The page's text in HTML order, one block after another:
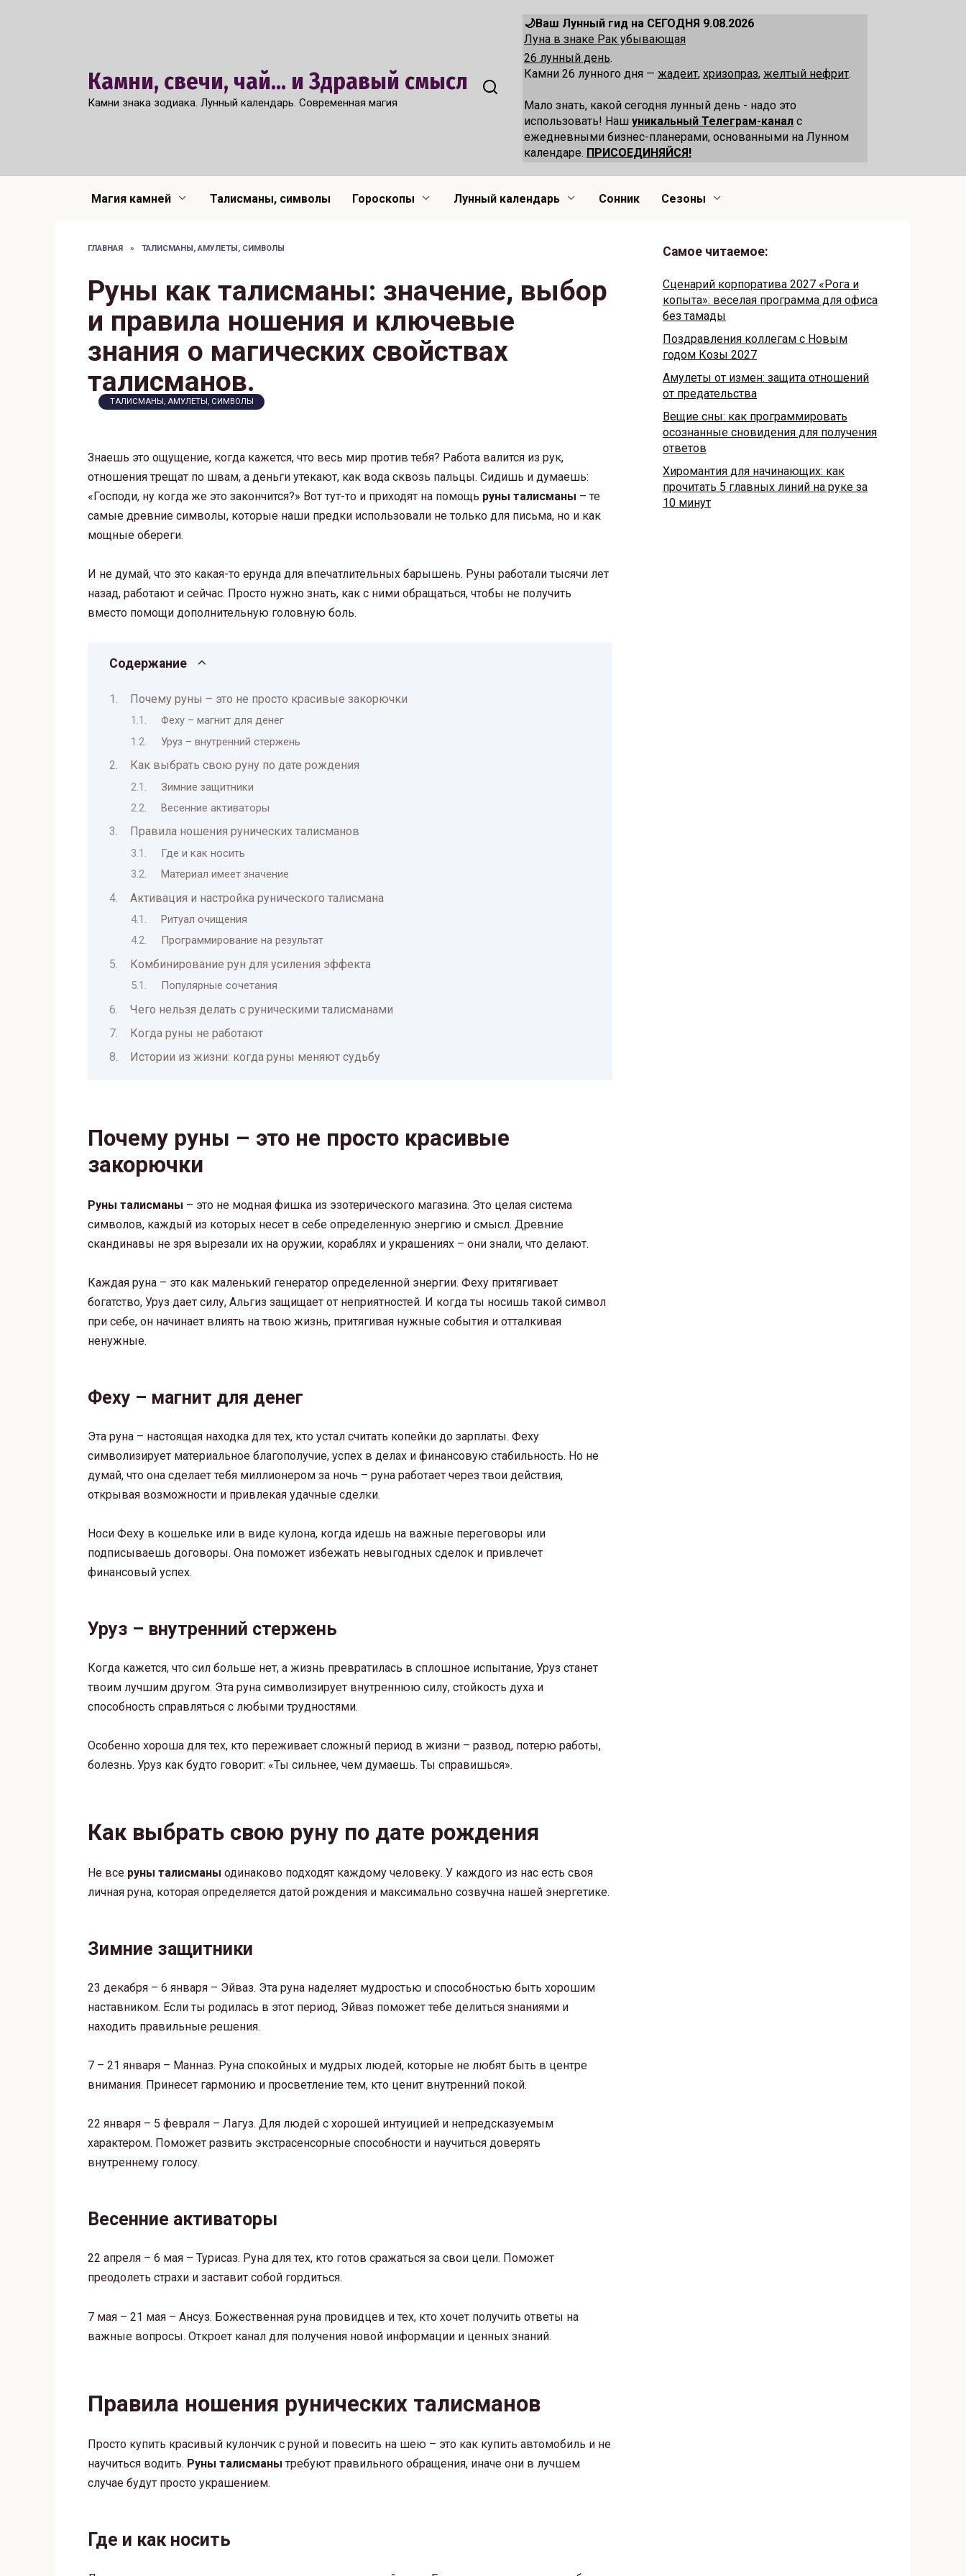
Камни, свечи, чай... и Здравый смысл
Камни знака зодиака. Лунный календарь. Современная магия
🌙Ваш Лунный гид на СЕГОДНЯ 9.08.2026
Луна в знаке Рак убывающая
26 лунный день.
Камни 26 лунного дня — жадеит, хризопраз, желтый нефрит.
Мало знать, какой сегодня лунный день - надо это
использовать! Наш уникальный Телеграм-канал с
ежедневными бизнес-планерами, основанными на Лунном
календаре. ПРИСОЕДИНЯЙСЯ!
Магия камней Талисманы, символы Гороскопы Лунный календарь Сонник Сезоны
ГЛАВНАЯ » ТАЛИСМАНЫ, АМУЛЕТЫ, СИМВОЛЫ
Руны как талисманы: значение, выбор
и правила ношения и ключевые
знания о магических свойствах
талисманов.
ТАЛИСМАНЫ, АМУЛЕТЫ, СИМВОЛЫ
Знаешь это ощущение, когда кажется, что весь мир против тебя? Работа валится из рук,
отношения трещат по швам, а деньги утекают, как вода сквозь пальцы. Сидишь и думаешь:
«Господи, ну когда же это закончится?» Вот тут-то и приходят на помощь руны талисманы – те
самые древние символы, которые наши предки использовали не только для письма, но и как
мощные обереги.
И не думай, что это какая-то ерунда для впечатлительных барышень. Руны работали тысячи лет
назад, работают и сейчас. Просто нужно знать, как с ними обращаться, чтобы не получить
вместо помощи дополнительную головную боль.
Содержание
Почему руны – это не просто красивые закорючки
Феху – магнит для денег
Уруз – внутренний стержень
Как выбрать свою руну по дате рождения
Зимние защитники
Весенние активаторы
Правила ношения рунических талисманов
Где и как носить
Материал имеет значение
Активация и настройка рунического талисмана
Ритуал очищения
Программирование на результат
Комбинирование рун для усиления эффекта
Популярные сочетания
Чего нельзя делать с руническими талисманами
Когда руны не работают
Истории из жизни: когда руны меняют судьбу
Почему руны – это не просто красивые
закорючки
Руны талисманы – это не модная фишка из эзотерического магазина. Это целая система
символов, каждый из которых несет в себе определенную энергию и смысл. Древние
скандинавы не зря вырезали их на оружии, кораблях и украшениях – они знали, что делают.
Каждая руна – это как маленький генератор определенной энергии. Феху притягивает
богатство, Уруз дает силу, Альгиз защищает от неприятностей. И когда ты носишь такой символ
при себе, он начинает влиять на твою жизнь, притягивая нужные события и отталкивая
ненужные.
Феху – магнит для денег
Эта руна – настоящая находка для тех, кто устал считать копейки до зарплаты. Феху
символизирует материальное благополучие, успех в делах и финансовую стабильность. Но не
думай, что она сделает тебя миллионером за ночь – руна работает через твои действия,
открывая возможности и привлекая удачные сделки.
Носи Феху в кошельке или в виде кулона, когда идешь на важные переговоры или
подписываешь договоры. Она поможет избежать невыгодных сделок и привлечет
финансовый успех.
Уруз – внутренний стержень
Когда кажется, что сил больше нет, а жизнь превратилась в сплошное испытание, Уруз станет
твоим лучшим другом. Эта руна символизирует внутреннюю силу, стойкость духа и
способность справляться с любыми трудностями.
Особенно хороша для тех, кто переживает сложный период в жизни – развод, потерю работы,
болезнь. Уруз как будто говорит: «Ты сильнее, чем думаешь. Ты справишься».
Как выбрать свою руну по дате рождения
Не все руны талисманы одинаково подходят каждому человеку. У каждого из нас есть своя
личная руна, которая определяется датой рождения и максимально созвучна нашей энергетике.
Зимние защитники
23 декабря – 6 января – Эйваз. Эта руна наделяет мудростью и способностью быть хорошим
наставником. Если ты родилась в этот период, Эйваз поможет тебе делиться знаниями и
находить правильные решения.
7 – 21 января – Манназ. Руна спокойных и мудрых людей, которые не любят быть в центре
внимания. Принесет гармонию и просветление тем, кто ценит внутренний покой.
22 января – 5 февраля – Лагуз. Для людей с хорошей интуицией и непредсказуемым
характером. Поможет развить экстрасенсорные способности и научиться доверять
внутреннему голосу.
Весенние активаторы
22 апреля – 6 мая – Турисаз. Руна для тех, кто готов сражаться за свои цели. Поможет
преодолеть страхи и заставит собой гордиться.
7 мая – 21 мая – Ансуз. Божественная руна провидцев и тех, кто хочет получить ответы на
важные вопросы. Откроет канал для получения новой информации и ценных знаний.
Правила ношения рунических талисманов
Просто купить красивый кулончик с руной и повесить на шею – это как купить автомобиль и не
научиться водить. Руны талисманы требуют правильного обращения, иначе они в лучшем
случае будут просто украшением.
Где и как носить
Самое читаемое:
Сценарий корпоратива 2027 «Рога и
копыта»: веселая программа для офиса
без тамады
Поздравления коллегам с Новым
годом Козы 2027
Амулеты от измен: защита отношений
от предательства
Вещие сны: как программировать
осознанные сновидения для получения
ответов
Хиромантия для начинающих: как
прочитать 5 главных линий на руке за
10 минут